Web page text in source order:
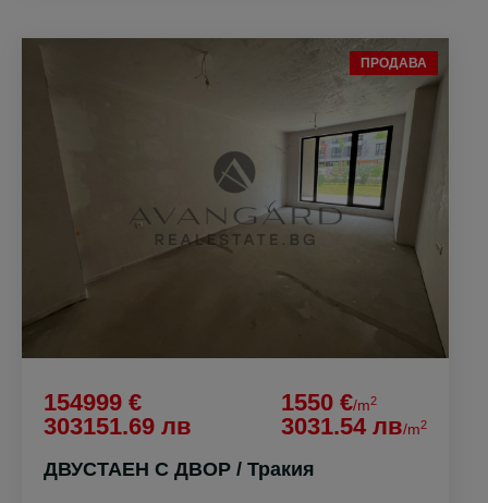
ПРОДАВА
154999 €
303151.69 лв
1550 €/m2
3031.54 лв/m2
ДВУСТАЕН С ДВОР / Тракия